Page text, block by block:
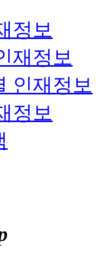
정보
재정보
인재정보
정보